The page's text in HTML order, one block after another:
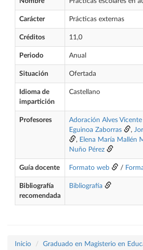
Carácter Prácticas externas
Créditos 11,0
Periodo Anual
Situación Ofertada
Idioma de
impartición
Castellano
Profesores Adoración Alves Vicente
Eguinoa Zaborras
,
, Elena María Mallén
Nuño Pérez
Guía docente Formato web /
Bibliografía
recomendada
Bibliografía
Inicio
Graduado en Magisterio en